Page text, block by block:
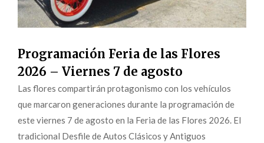
Programación Feria de las Flores
2026 – Viernes 7 de agosto
Las flores compartirán protagonismo con los vehículos
que marcaron generaciones durante la programación de
este viernes 7 de agosto en la Feria de las Flores 2026. El
tradicional Desfile de Autos Clásicos y Antiguos